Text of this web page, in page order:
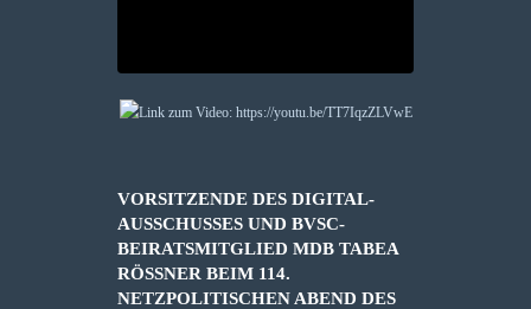
VORSITZENDE DES DIGITAL-
AUSSCHUSSES UND BVSC-
BEIRATSMITGLIED MDB TABEA
RÖSSNER BEIM 114. N
ETZPOLITISCHEN ABEND DES D